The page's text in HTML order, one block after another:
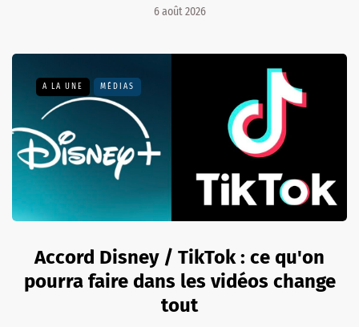
6 août 2026
A LA UNE MÉDIAS
Accord Disney / TikTok : ce qu'on
pourra faire dans les vidéos change
tout